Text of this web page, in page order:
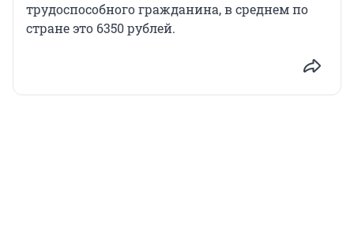
трудоспособного гражданина, в среднем по
стране это 6350 рублей.